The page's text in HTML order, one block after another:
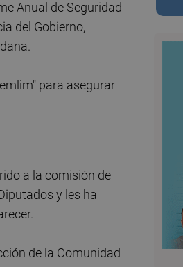
Anual de Seguridad
del Gobierno,
para asegurar
a la comisión de
y les ha
de la Comunidad